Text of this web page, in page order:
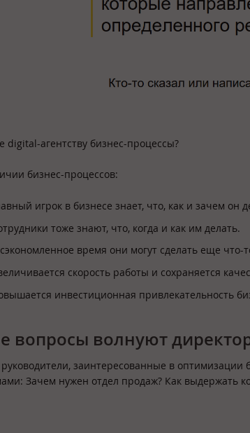
digital-агентству бизнес-процессы?
бизнес-процессов:
игрок в бизнесе знает, что, как и зачем он
тоже знают, что, когда и как им делать.
время они могут сделать еще что-
скорость работы и сохраняется
инвестиционная привлекательность
вопросы волнуют
заинтересованные в оптимизации
Зачем нужен отдел продаж? Как выдержать